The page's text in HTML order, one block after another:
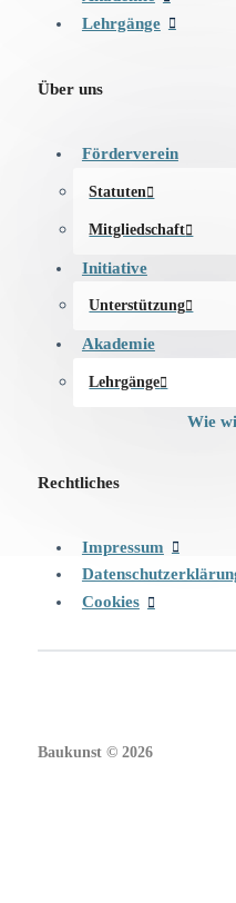
Lehrgänge
Über uns
Förderverein
Statuten
Mitgliedschaft
Initiative
Unterstützung
Akademie
Lehrgänge
Wie
Rechtliches
Impressum
Cookies
Baukunst © 2026